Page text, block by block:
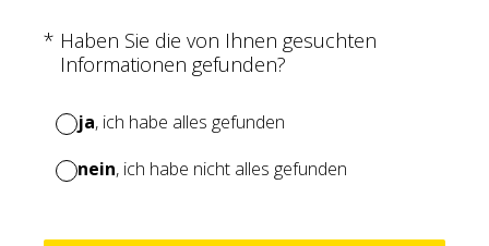
* Haben Sie die von Ihnen gesuchten
Informationen gefunden?
(Erforderlich.)
ja, ich habe alles gefunden
nein, ich habe nicht alles gefunden